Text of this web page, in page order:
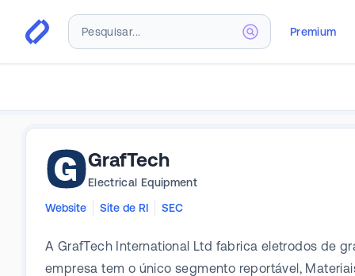
Premium
GrafTech
Electrical Equipment
Website
Site de RI SEC
A GrafTech International Ltd fabrica eletrodos de
empresa tem o único segmento reportável,